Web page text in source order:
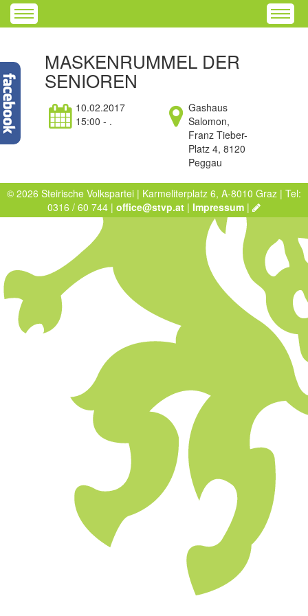
MASKENRUMMEL DER
SENIOREN
10.02.2017
15:00 - .
Gashaus
Salomon,
Franz Tieber-
Platz 4, 8120
Peggau
© 2026 Steirische Volkspartei | Karmeliterplatz 6, A-8010 Graz | Tel:
0316 / 60 744 | office@stvp.at | Impressum |